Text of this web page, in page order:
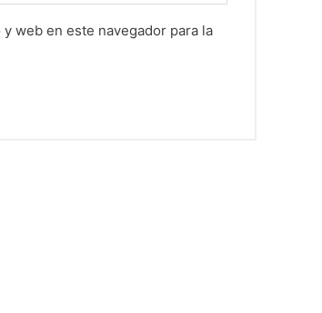
web en este navegador para la